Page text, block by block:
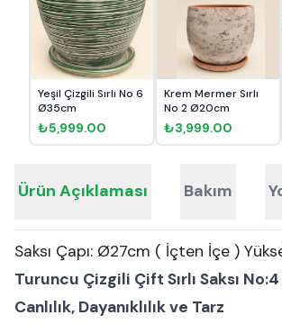
Yeşil Çizgili Sırlı No 6
Ø35cm
₺5,999.00
Krem Mermer Sırlı
No 2 Ø20cm
₺3,999.00
Ürün Açıklaması Bakım
Saksı Çapı: Ø27cm ( İçten İçe )
Turuncu Çizgili Çift Sırlı Saksı
Canlılık, Dayanıklılık ve Tarz